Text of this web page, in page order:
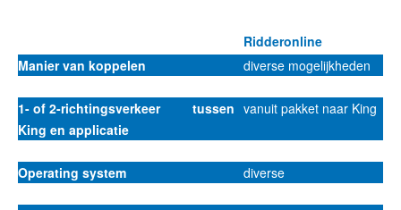
Ridderonline
Manier van koppelen
diverse mogelijkheden
1- of 2-richtingsverkeer tussen
King en applicatie
vanuit pakket naar King
Operating system diverse